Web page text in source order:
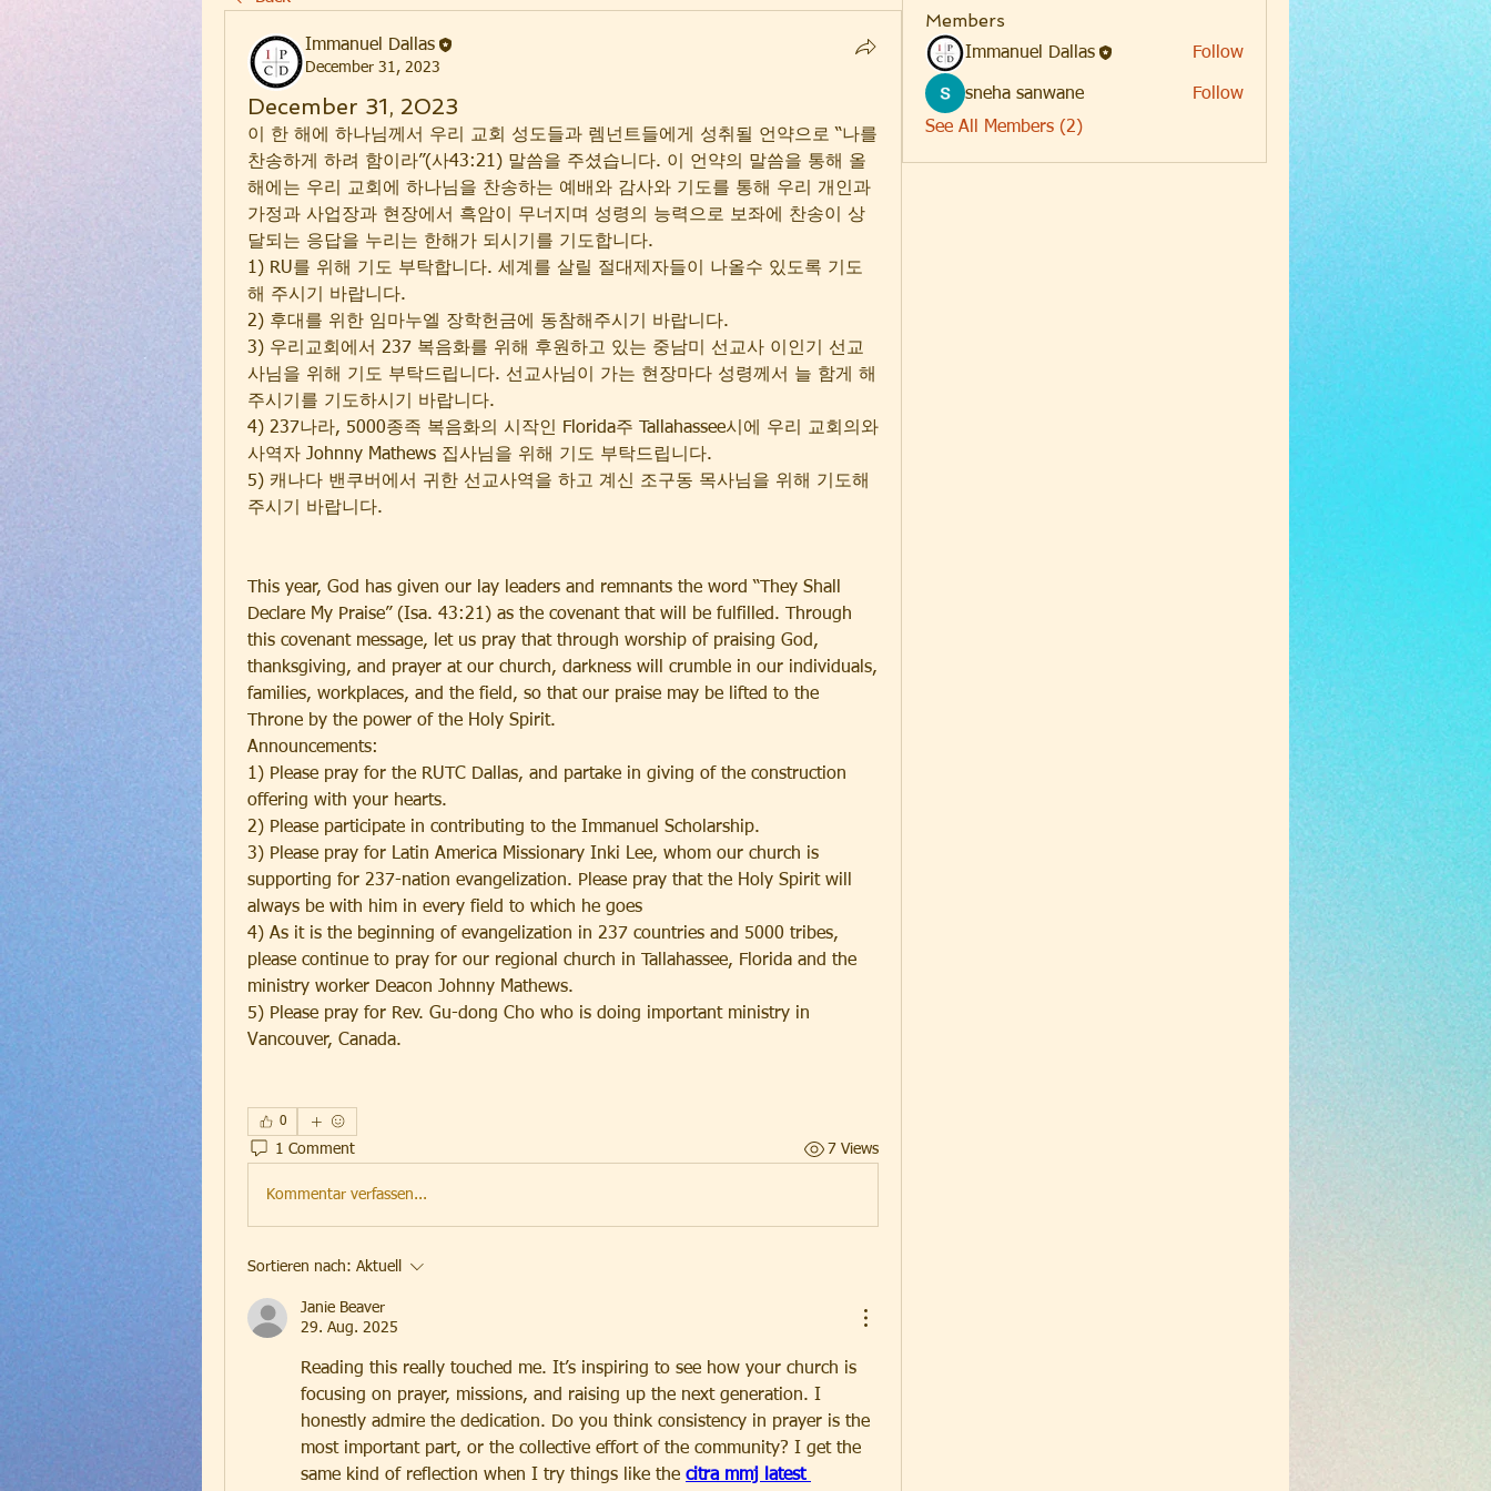
Immanuel Dallas
December 31, 2023
December 31, 2023
이 한 해에 하나님께서 우리 교회 성도들과 렘넌트들에게 성취될 언약으로 “나를
찬송하게 하려 함이라”(사43:21) 말씀을 주셨습니다. 이 언약의 말씀을 통해 올
해에는 우리 교회에 하나님을 찬송하는 예배와 감사와 기도를 통해 우리 개인과
가정과 사업장과 현장에서 흑암이 무너지며 성령의 능력으로 보좌에 찬송이 상
달되는 응답을 누리는 한해가 되시기를 기도합니다.
1) RU를 위해 기도 부탁합니다. 세계를 살릴 절대제자들이 나올수 있도록 기도
해 주시기 바랍니다.
2) 후대를 위한 임마누엘 장학헌금에 동참해주시기 바랍니다.
3) 우리교회에서 237 복음화를 위해 후원하고 있는 중남미 선교사 이인기 선교
사님을 위해 기도 부탁드립니다. 선교사님이 가는 현장마다 성령께서 늘 함게 해
주시기를 기도하시기 바랍니다.
4) 237나라, 5000종족 복음화의 시작인 Florida주 Tallahassee시에 우리 교회의와
사역자 Johnny Mathews 집사님을 위해 기도 부탁드립니다.
5) 캐나다 밴쿠버에서 귀한 선교사역을 하고 계신 조구동 목사님을 위해 기도해
주시기 바랍니다.
This year, God has given our lay leaders and remnants the word “They Shall
Declare My Praise” (Isa. 43:21) as the covenant that will be fulfilled. Through
this covenant message, let us pray that through worship of praising God,
thanksgiving, and prayer at our church, darkness will crumble in our individuals,
families, workplaces, and the field, so that our praise may be lifted to the
Throne by the power of the Holy Spirit.
Announcements:
1) Please pray for the RUTC Dallas, and partake in giving of the construction
offering with your hearts.
2) Please participate in contributing to the Immanuel Scholarship.
3) Please pray for Latin America Missionary Inki Lee, whom our church is
supporting for 237-nation evangelization. Please pray that the Holy Spirit will
always be with him in every field to which he goes
4) As it is the beginning of evangelization in 237 countries and 5000 tribes,
please continue to pray for our regional church in Tallahassee, Florida and the
ministry worker Deacon Johnny Mathews.
5) Please pray for Rev. Gu-dong Cho who is doing important ministry in
Vancouver, Canada.
0
1 Comment 7 Views
Kommentar verfassen...
Sortieren nach: Aktuell
Janie Beaver
29. Aug. 2025
Reading this really touched me. It’s inspiring to see how your church is
focusing on prayer, missions, and raising up the next generation. I
honestly admire the dedication. Do you think consistency in prayer is the
most important part, or the collective effort of the community? I get the
same kind of reflection when I try things like the citra mmj latest
Members
Immanuel Dallas Follow
sneha sanwane
Follow
See All Members (2)